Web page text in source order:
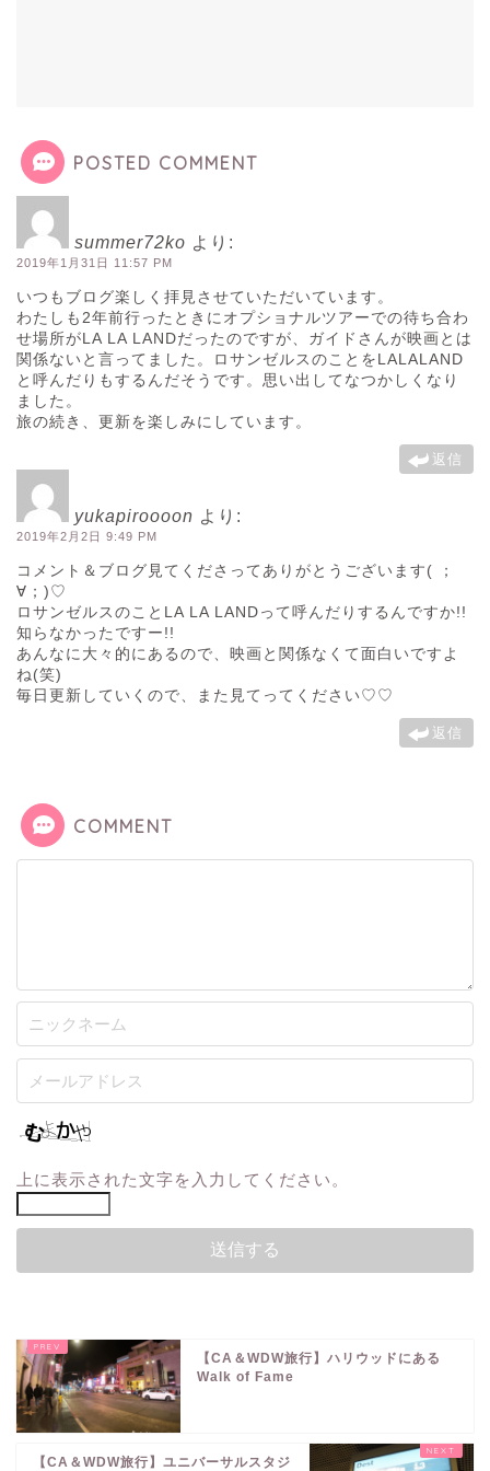
POSTED COMMENT
summer72ko より:
2019年1月31日 11:57 PM
いつもブログ楽しく拝見させていただいています。
わたしも2年前行ったときにオプショナルツアーでの待ち合わ
せ場所がLA LA LANDだったのですが、ガイドさんが映画とは
関係ないと言ってました。ロサンゼルスのことをLALALAND
と呼んだりもするんだそうです。思い出してなつかしくなり
ました。
旅の続き、更新を楽しみにしています。
返信
yukapiroooon より:
2019年2月2日 9:49 PM
コメント＆ブログ見てくださってありがとうございます( ；
∀；)♡
ロサンゼルスのことLA LA LANDって呼んだりするんですか!!
知らなかったですー!!
あんなに大々的にあるので、映画と関係なくて面白いですよ
ね(笑)
毎日更新していくので、また見てってください♡♡
返信
COMMENT
上に表示された文字を入力してください。
【CA＆WDW旅行】ハリウッドにある
Walk of Fame
【CA＆WDW旅行】ユニバーサルスタジ